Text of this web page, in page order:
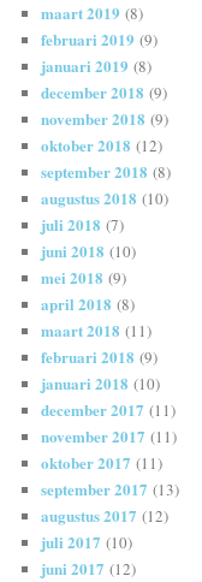
maart 2019 (8)
februari 2019 (9)
januari 2019 (8)
december 2018 (9)
november 2018 (9)
oktober 2018 (12)
september 2018 (8)
augustus 2018 (10)
juli 2018 (7)
juni 2018 (10)
mei 2018 (9)
april 2018 (8)
maart 2018 (11)
februari 2018 (9)
januari 2018 (10)
december 2017 (11)
november 2017 (11)
oktober 2017 (11)
september 2017 (13)
augustus 2017 (12)
juli 2017 (10)
juni 2017 (12)